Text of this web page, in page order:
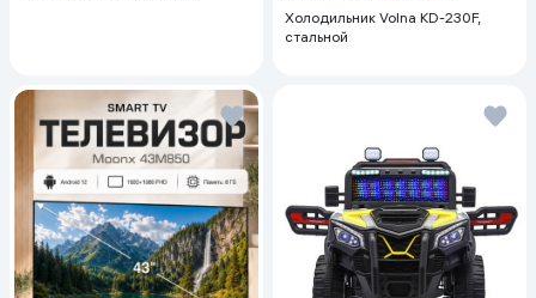
Холодильник Volna KD-230F,
стальной